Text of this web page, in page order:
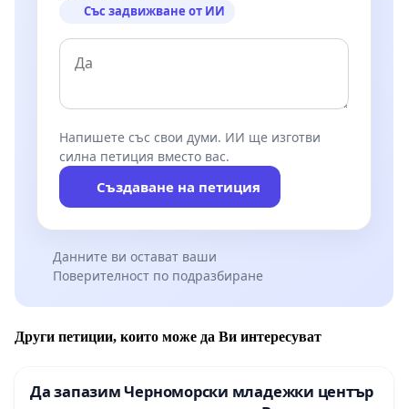
Със задвижване от ИИ
Напишете със свои думи. ИИ ще изготви
силна петиция вместо вас.
Създаване на петиция
Данните ви остават ваши
Поверителност по подразбиране
Други петиции, които може да Ви интересуват
Да запазим Черноморски младежки център